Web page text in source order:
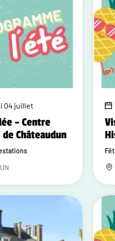
04 juillet
– Centre
Châteaudun